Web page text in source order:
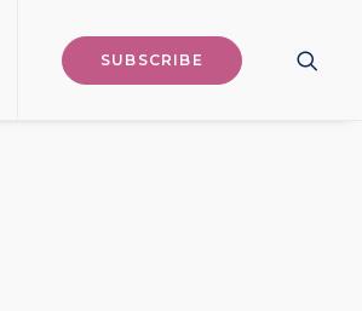
SUBSCRIBE